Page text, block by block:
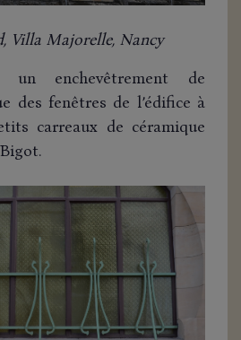
Villa Majorelle, Nancy
enchevêtrement de
des fenêtres de l’édifice à
carreaux de céramique